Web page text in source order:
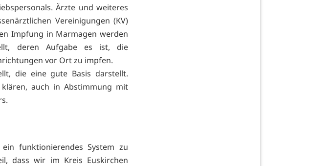
Ärzte und weiteres
Vereinigungen (KV)
Impfung in Marmagen werden
deren Aufgabe es ist, die
vor Ort zu impfen.
die eine gute Basis darstellt.
auch in Abstimmung mit
funktionierendes System zu
dass wir im Kreis Euskirchen